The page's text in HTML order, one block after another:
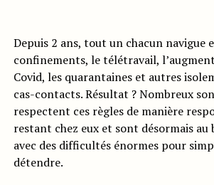
Depuis 2 ans, tout un chacun navigue
confinements, le télétravail,
Covid, les quarantaines et autres
cas-contacts. Résultat ? Nombreux
respectent ces règles de manière
restant chez eux et sont désormais
avec des difficultés énormes pour
détendre.